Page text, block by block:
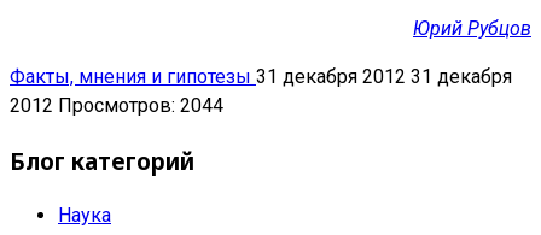
Юрий Рубцов
Факты, мнения и гипотезы 31 декабря 2012 31 декабря
2012 Просмотров: 2044
Блог категорий
Наука